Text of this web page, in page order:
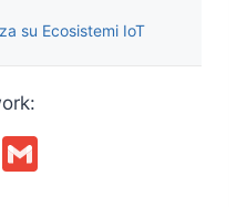
su Ecosistemi IoT
C